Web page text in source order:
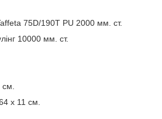
75D/190T PU 2000 мм. ст.
10000 мм. ст.
х 11 см.